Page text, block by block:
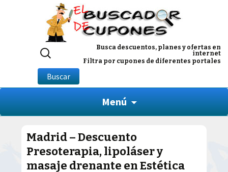
Busca descuentos, planes y ofertas en
internet
Filtra por cupones de diferentes portales
Buscar
por:
Buscar
Menú
Madrid – Descuento
Presoterapia, lipoláser y
masaje drenante en Estética